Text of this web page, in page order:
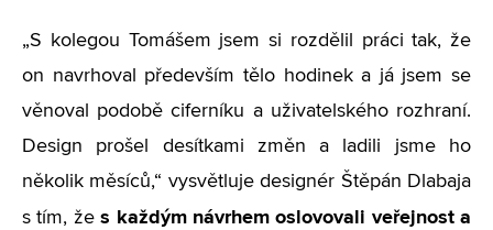
„S kolegou Tomášem jsem si rozdělil práci tak, že
on navrhoval především tělo hodinek a já jsem se
věnoval podobě ciferníku a uživatelského rozhraní.
Design prošel desítkami změn a ladili jsme ho
několik měsíců,“ vysvětluje designér Štěpán Dlabaja
s tím, žes každým návrhem oslovovali veřejnost a